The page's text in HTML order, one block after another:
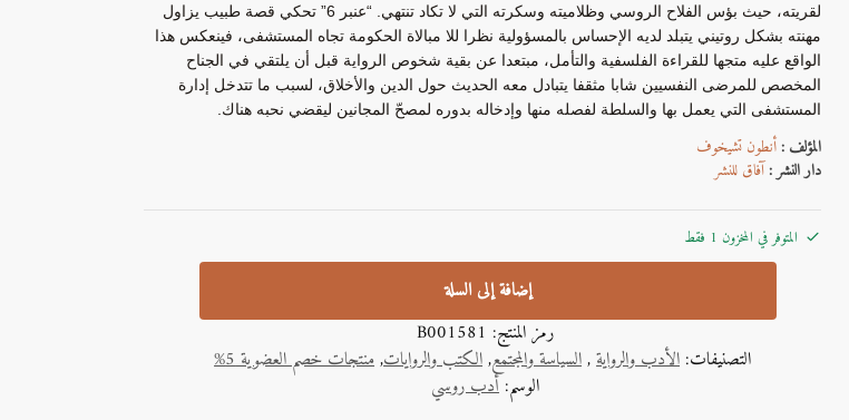
لقريته، حيث بؤس الفلاح الروسي وظلاميته وسكرته التي لا تكاد تنتهي. “عنبر 6” تحكي قصة طبيب يزاول
مهنته بشكل روتيني يتبلد لديه الإحساس بالمسؤولية نظرا للا مبالاة الحكومة تجاه المستشفى، فينعكس هذا
الواقع عليه متجها للقراءة الفلسفية والتأمل، مبتعدا عن بقية شخوص الرواية قبل أن يلتقي في الجناح
المخصص للمرضى النفسيين شابا مثقفا يتبادل معه الحديث حول الدين والأخلاق، لسبب ما تتدخل إدارة
المستشفى التي يعمل بها والسلطة لفصله منها وإدخاله بدوره لمصحّ المجانين ليقضي نحبه هناك.
المؤلف :أنطون تشيخوف
دار النشر :آفاق للنشر
المتوفر في المخزون 1 فقط
إضافة إلى السلة
رمز المنتج: B001581
التصنيفات: الأدب والرواية,السياسة والمجتمع,الكتب والروايات,منتجات خصم العضوية 5%
الوسم: أدب روسي